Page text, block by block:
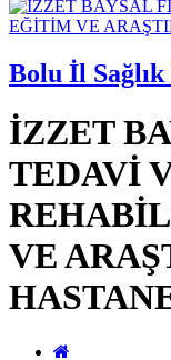
Bolu İl
İZZET
TEDAVİ
VE